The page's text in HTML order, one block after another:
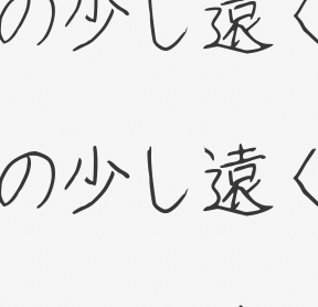
少し
少し